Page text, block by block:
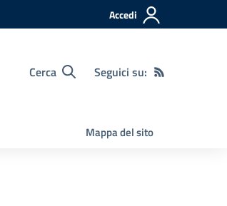
Accedi
Cerca Seguici su:
Mappa del sito